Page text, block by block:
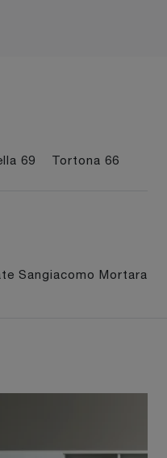
69 Tortona 66
Sangiacomo Mortara